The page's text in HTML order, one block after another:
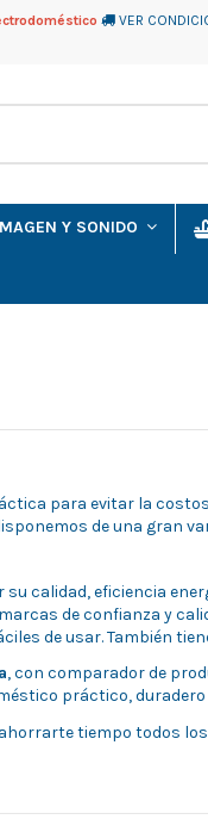
VER
Y SONIDO
para evitar la
de una gran
su calidad, eficiencia
de confianza y
de usar. También
, con comparador de
práctico,
tiempo todos